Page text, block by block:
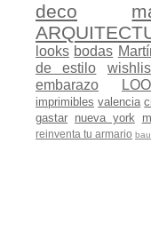
deco
looks bodas
de estilo
embarazo
imprimibles valencia
gastar nueva york
reinventa tu armario